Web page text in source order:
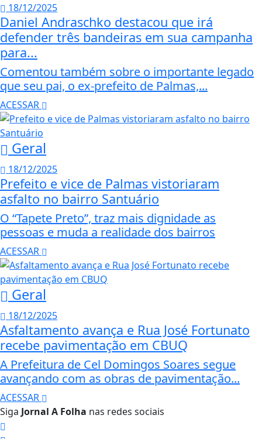
18/12/2025
Daniel Andraschko destacou que irá
defender três bandeiras em sua campanha
para...
Comentou também sobre o importante legado
que seu pai, o ex-prefeito de Palmas,...
ACESSAR
Geral
18/12/2025
Prefeito e vice de Palmas vistoriaram
asfalto no bairro Santuário
O “Tapete Preto”, traz mais dignidade as
pessoas e muda a realidade dos bairros
ACESSAR
Geral
18/12/2025
Asfaltamento avança e Rua José Fortunato
recebe pavimentação em CBUQ
A Prefeitura de Cel Domingos Soares segue
avançando com as obras de pavimentação...
ACESSAR
Siga Jornal A Folha nas redes sociais